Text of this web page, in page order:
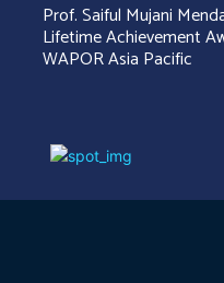
Prof. Saiful Mujani
Lifetime Achievement
WAPOR Asia Pacific